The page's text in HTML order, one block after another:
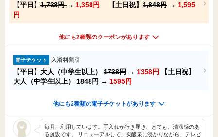
【平日】 1,738円→ 1,358円 【土日祝】 1,848円 → 1,595
円
他にも2種類のクーポンがあります
電子チケット 入浴料割引
【平日】大人（中学生以上） 1738円 → 1358円
【土日祝】
大人（中学生以上） 1848円 → 1595円
他にも2種類の電子チケットがあります
毎月、利用しています。手入れが行き届き、とても、清潔感のあ
る施設です。 リニューアルして、炭酸泉に浸かりながら、テレビ